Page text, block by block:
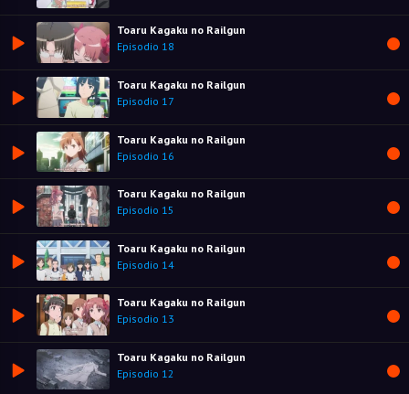
Toaru Kagaku no Railgun
Episodio 18
Toaru Kagaku no Railgun
Episodio 17
Toaru Kagaku no Railgun
Episodio 16
Toaru Kagaku no Railgun
Episodio 15
Toaru Kagaku no Railgun
Episodio 14
Toaru Kagaku no Railgun
Episodio 13
Toaru Kagaku no Railgun
Episodio 12